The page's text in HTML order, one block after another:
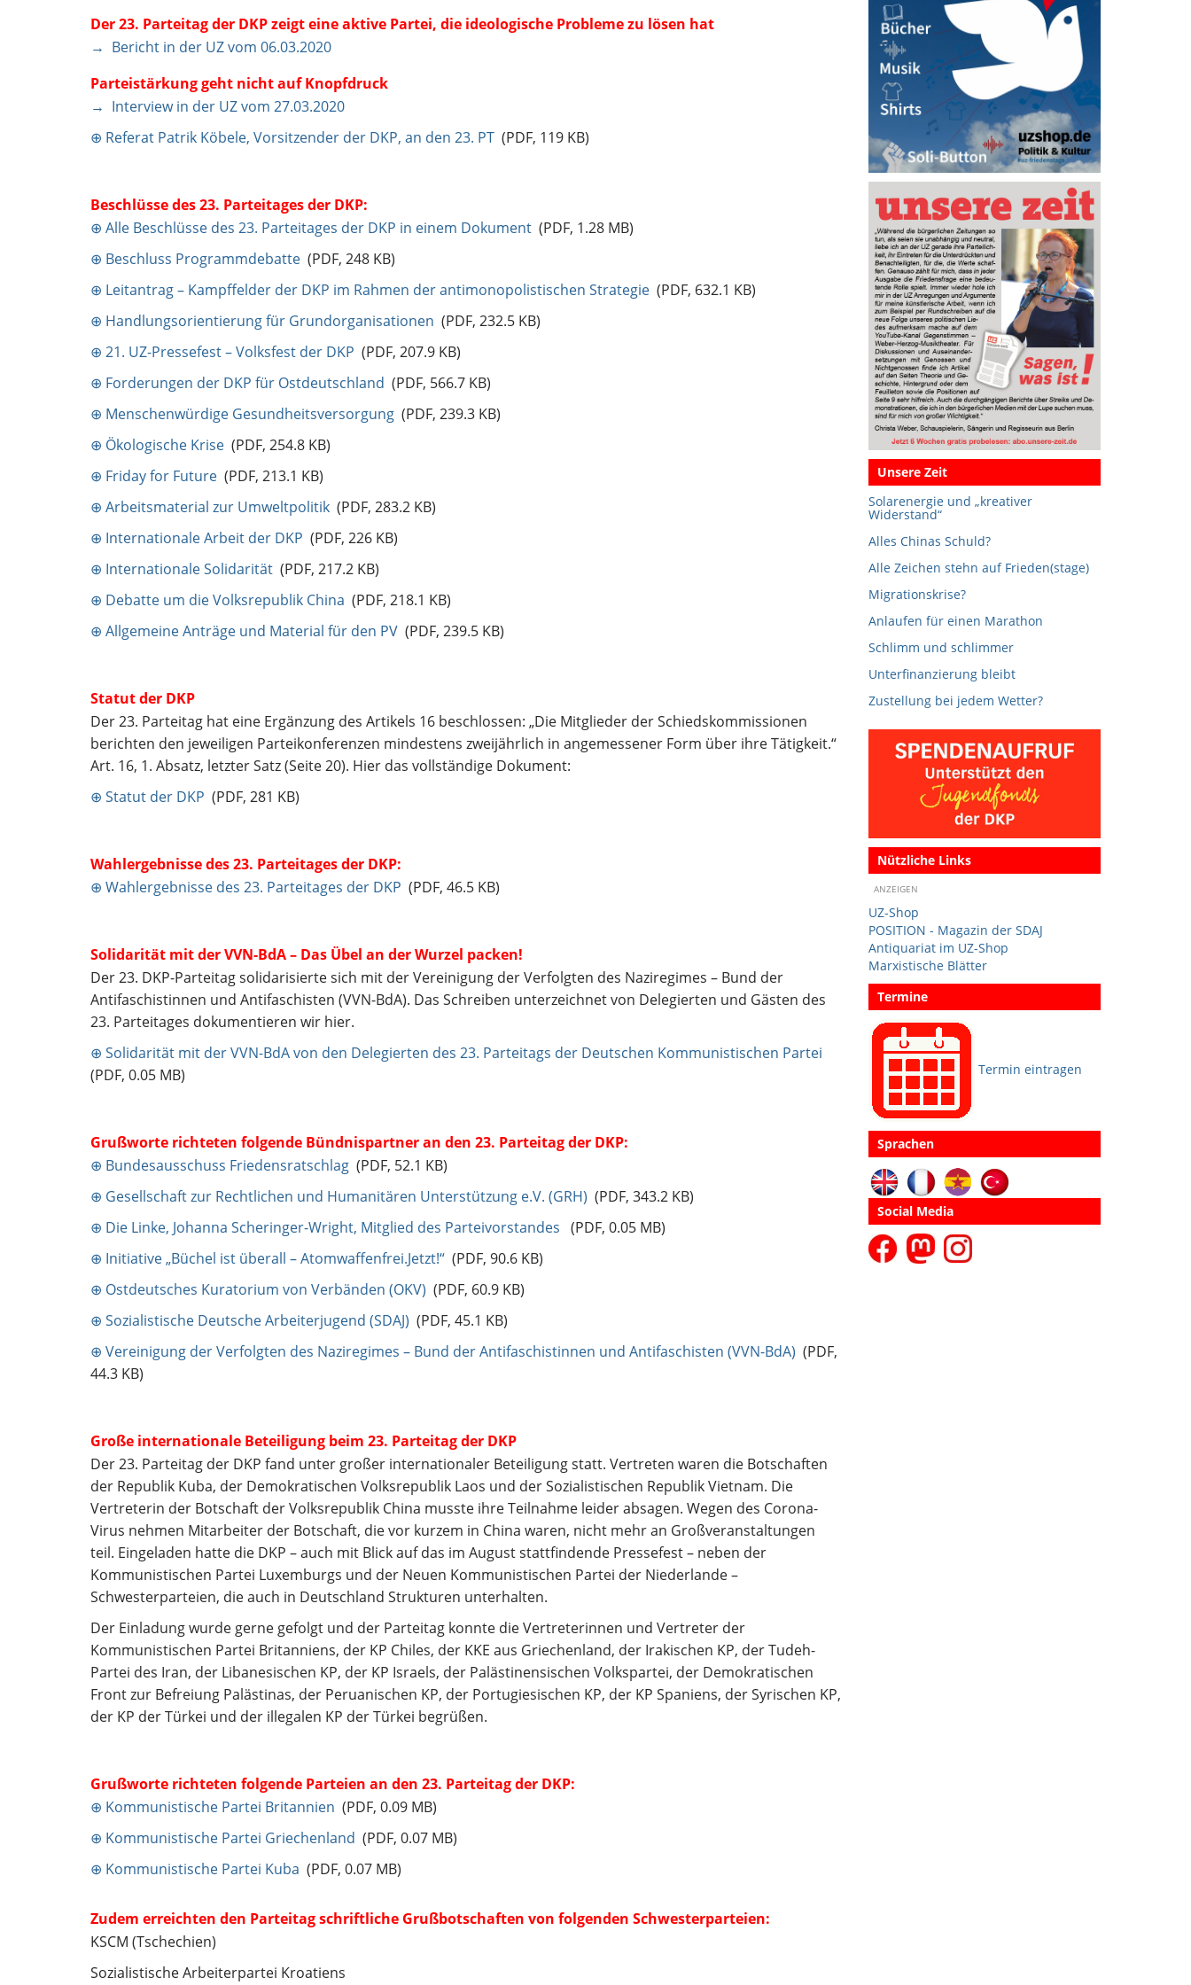
Der 23. Parteitag der DKP zeigt eine aktive Partei, die ideologische Probleme zu lösen hat
→ Bericht in der UZ vom 06.03.2020
Parteistärkung geht nicht auf Knopfdruck
→ Interview in der UZ vom 27.03.2020
⊕ Referat Patrik Köbele, Vorsitzender der DKP, an den 23. PT (PDF, 119 KB)
Beschlüsse des 23. Parteitages der DKP:
⊕ Alle Beschlüsse des 23. Parteitages der DKP in einem Dokument (PDF, 1.28 MB)
⊕ Beschluss Programmdebatte (PDF, 248 KB)
⊕ Leitantrag – Kampffelder der DKP im Rahmen der antimonopolistischen Strategie (PDF, 632.1 KB)
⊕ Handlungsorientierung für Grundorganisationen (PDF, 232.5 KB)
⊕ 21. UZ-Pressefest – Volksfest der DKP (PDF, 207.9 KB)
⊕ Forderungen der DKP für Ostdeutschland (PDF, 566.7 KB)
⊕ Menschenwürdige Gesundheitsversorgung (PDF, 239.3 KB)
⊕ Ökologische Krise (PDF, 254.8 KB)
⊕ Friday for Future (PDF, 213.1 KB)
⊕ Arbeitsmaterial zur Umweltpolitik (PDF, 283.2 KB)
⊕ Internationale Arbeit der DKP (PDF, 226 KB)
⊕ Internationale Solidarität (PDF, 217.2 KB)
⊕ Debatte um die Volksrepublik China (PDF, 218.1 KB)
⊕ Allgemeine Anträge und Material für den PV (PDF, 239.5 KB)
Statut der DKP
Der 23. Parteitag hat eine Ergänzung des Artikels 16 beschlossen: „Die Mitglieder der Schiedskommissionen
berichten den jeweiligen Parteikonferenzen mindestens zweijährlich in angemessener Form über ihre Tätigkeit.“
Art. 16, 1. Absatz, letzter Satz (Seite 20). Hier das vollständige Dokument:
⊕ Statut der DKP (PDF, 281 KB)
Wahlergebnisse des 23. Parteitages der DKP:
⊕ Wahlergebnisse des 23. Parteitages der DKP (PDF, 46.5 KB)
Solidarität mit der VVN-BdA – Das Übel an der Wurzel packen!
Der 23. DKP-Parteitag solidarisierte sich mit der Vereinigung der Verfolgten des Naziregimes – Bund der
Antifaschistinnen und Antifaschisten (VVN-BdA). Das Schreiben unterzeichnet von Delegierten und Gästen des
23. Parteitages dokumentieren wir hier.
⊕ Solidarität mit der VVN-BdA von den Delegierten des 23. Parteitags der Deutschen Kommunistischen Partei
(PDF, 0.05 MB)
Grußworte richteten folgende Bündnispartner an den 23. Parteitag der DKP:
⊕ Bundesausschuss Friedensratschlag (PDF, 52.1 KB)
⊕ Gesellschaft zur Rechtlichen und Humanitären Unterstützung e.V. (GRH) (PDF, 343.2 KB)
⊕ Die Linke, Johanna Scheringer-Wright, Mitglied des Parteivorstandes (PDF, 0.05 MB)
⊕ Initiative „Büchel ist überall – Atomwaffenfrei.Jetzt!“ (PDF, 90.6 KB)
⊕ Ostdeutsches Kuratorium von Verbänden (OKV) (PDF, 60.9 KB)
⊕ Sozialistische Deutsche Arbeiterjugend (SDAJ) (PDF, 45.1 KB)
⊕ Vereinigung der Verfolgten des Naziregimes – Bund der Antifaschistinnen und Antifaschisten (VVN-BdA) (PDF,
44.3 KB)
Große internationale Beteiligung beim 23. Parteitag der DKP
Der 23. Parteitag der DKP fand unter großer internationaler Beteiligung statt. Vertreten waren die Botschaften
der Republik Kuba, der Demokratischen Volksrepublik Laos und der Sozialistischen Republik Vietnam. Die
Vertreterin der Botschaft der Volksrepublik China musste ihre Teilnahme leider absagen. Wegen des Corona-
Virus nehmen Mitarbeiter der Botschaft, die vor kurzem in China waren, nicht mehr an Großveranstaltungen
teil. Eingeladen hatte die DKP – auch mit Blick auf das im August stattfindende Pressefest – neben der
Kommunistischen Partei Luxemburgs und der Neuen Kommunistischen Partei der Niederlande –
Schwesterparteien, die auch in Deutschland Strukturen unterhalten.
Der Einladung wurde gerne gefolgt und der Parteitag konnte die Vertreterinnen und Vertreter der
Kommunistischen Partei Britanniens, der KP Chiles, der KKE aus Griechenland, der Irakischen KP, der Tudeh-
Partei des Iran, der Libanesischen KP, der KP Israels, der Palästinensischen Volkspartei, der Demokratischen
Front zur Befreiung Palästinas, der Peruanischen KP, der Portugiesischen KP, der KP Spaniens, der Syrischen KP,
der KP der Türkei und der illegalen KP der Türkei begrüßen.
Grußworte richteten folgende Parteien an den 23. Parteitag der DKP:
⊕ Kommunistische Partei Britannien (PDF, 0.09 MB)
⊕ Kommunistische Partei Griechenland (PDF, 0.07 MB)
⊕ Kommunistische Partei Kuba (PDF, 0.07 MB)
Zudem erreichten den Parteitag schriftliche Grußbotschaften von folgenden Schwesterparteien:
KSCM (Tschechien)
Sozialistische Arbeiterpartei Kroatiens
Unsere Zeit
Solarenergie und „kreativer
Widerstand“
Alles Chinas Schuld?
Alle Zeichen stehn auf Frieden(stage)
Migrationskrise?
Anlaufen für einen Marathon
Schlimm und schlimmer
Unterfinanzierung bleibt
Zustellung bei jedem Wetter?
Nützliche Links
ANZEIGEN
UZ-Shop
POSITION - Magazin der SDAJ
Antiquariat im UZ-Shop
Marxistische Blätter
Termine
Termin eintragen
Sprachen
Social Media